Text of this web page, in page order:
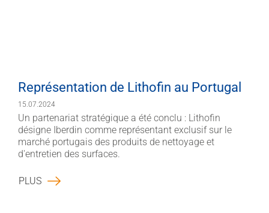
Représentation de Lithofin au Portugal
15.07.2024
Un partenariat stratégique a été conclu : Lithofin
désigne Iberdin comme représentant exclusif sur le
marché portugais des produits de nettoyage et
d'entretien des surfaces.
PLUS